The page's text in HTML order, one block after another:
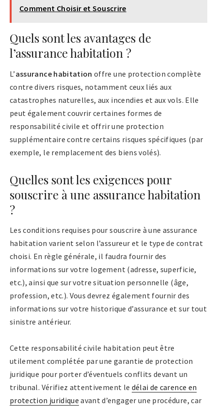
Comment Choisir et Souscrire
Quels sont les avantages de
l’assurance habitation ?
L’assurance habitation offre une protection complète
contre divers risques, notamment ceux liés aux
catastrophes naturelles, aux incendies et aux vols. Elle
peut également couvrir certaines formes de
responsabilité civile et offrir une protection
supplémentaire contre certains risques spécifiques (par
exemple, le remplacement des biens volés).
Quelles sont les exigences pour
souscrire à une assurance habitation
?
Les conditions requises pour souscrire à une assurance
habitation varient selon l’assureur et le type de contrat
choisi. En règle générale, il faudra fournir des
informations sur votre logement (adresse, superficie,
etc.), ainsi que sur votre situation personnelle (âge,
profession, etc.). Vous devrez également fournir des
informations sur votre historique d’assurance et sur tout
sinistre antérieur.
Cette responsabilité civile habitation peut être
utilement complétée par une garantie de protection
juridique pour porter d’éventuels conflits devant un
tribunal. Vérifiez attentivement le délai de carence en
protection juridique avant d’engager une procédure, car